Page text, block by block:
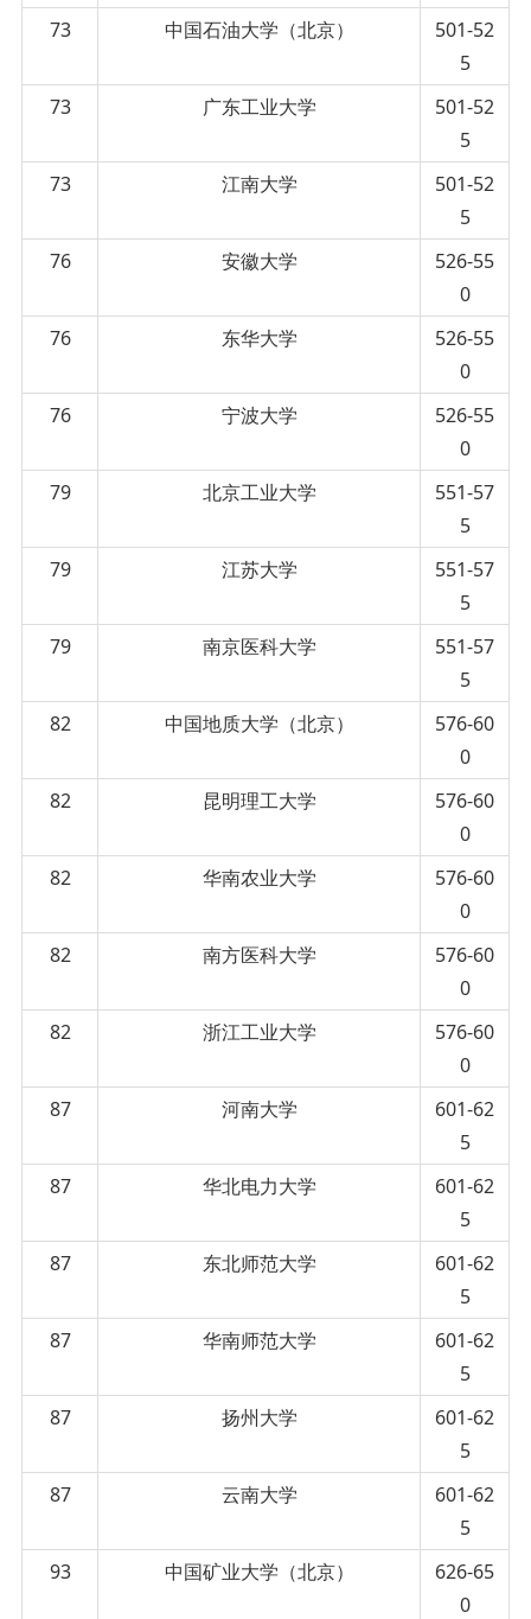
73
中国石油大学（北京）
501-52
5
73
广东工业大学
501-52
5
73
江南大学
501-52
5
76
安徽大学
526-55
0
76
东华大学
526-55
0
76
宁波大学
526-55
0
79
北京工业大学
551-57
5
79
江苏大学
551-57
5
79
南京医科大学
551-57
5
82
中国地质大学（北京）
576-60
0
82
昆明理工大学
576-60
0
82
华南农业大学
576-60
0
82
南方医科大学
576-60
0
82
浙江工业大学
576-60
0
87
河南大学
601-62
5
87
华北电力大学
601-62
5
87
东北师范大学
601-62
5
87
华南师范大学
601-62
5
87
扬州大学
601-62
5
87
云南大学
601-62
5
93
中国矿业大学（北京）
626-65
0